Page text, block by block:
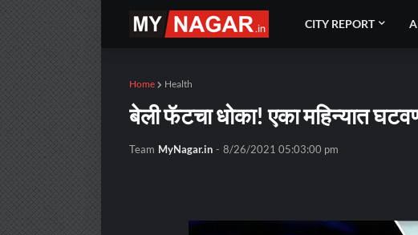
CITY REPORT
Home Health
बेली फॅटचा धोका! एका महिन्यात
Team MyNagar.in - 8/26/2021 05:03:00 pm